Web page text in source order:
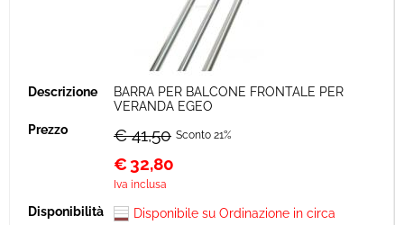
BARRA PER BALCONE FRONTALE PER
VERANDA EGEO
€ 41,50 Sconto 21%
€ 32,80
Iva inclusa
Disponibile su Ordinazione in circa